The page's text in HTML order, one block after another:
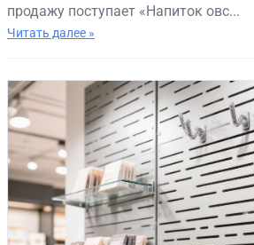
продажу поступает «Напиток овс...
Читать далее »